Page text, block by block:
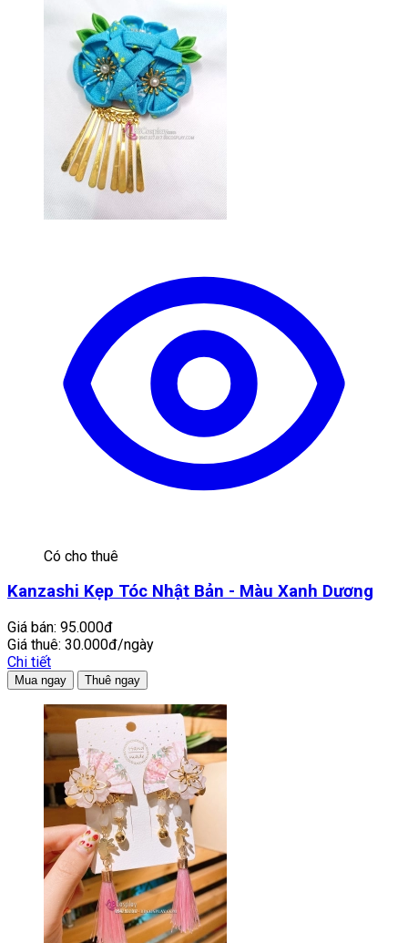
Có cho thuê
Kanzashi Kẹp Tóc Nhật Bản - Màu Xanh Dương
Giá bán: 95.000đ
Giá thuê: 30.000đ/ngày
Chi tiết
Mua ngay Thuê ngay